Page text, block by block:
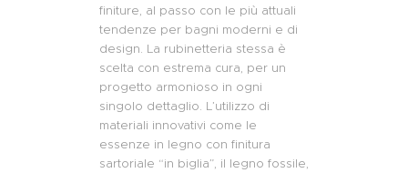
finiture, al passo con le più attuali
tendenze per bagni moderni e di
design. La rubinetteria stessa è
scelta con estrema cura, per un
progetto armonioso in ogni
singolo dettaglio. L’utilizzo di
materiali innovativi come le
essenze in legno con finitura
sartoriale “in biglia”, il legno fossile,